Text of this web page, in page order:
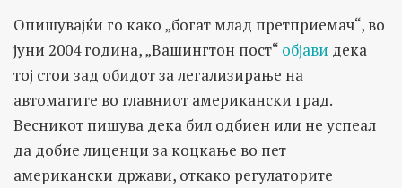
Опишувајќи го како „богат млад претприемач“, во
јуни 2004 година, „Вашингтон пост“ објави дека
тој стои зад обидот за легализирање на
автоматите во главниот американски град.
Весникот пишува дека бил одбиен или не успеал
да добие лиценци за коцкање во пет
американски држави, откако регулаторите